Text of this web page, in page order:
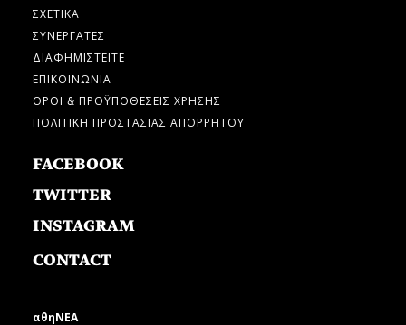
ΣΧΕΤΙΚΑ
ΣΥΝΕΡΓΑΤΕΣ
ΔΙΑΦΗΜΙΣΤΕΙΤΕ
ΕΠΙΚΟΙΝΩΝΙΑ
ΟΡΟΙ & ΠΡΟΫΠΟΘΕΣΕΙΣ ΧΡΗΣΗΣ
ΠΟΛΙΤΙΚΗ ΠΡΟΣΤΑΣΙΑΣ ΑΠΟΡΡΗΤΟΥ
FACEBOOK
TWITTER
INSTAGRAM
CONTACT
αθηΝΕΑ